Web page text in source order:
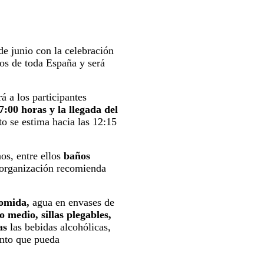
junio con la celebración
de toda España y será
a los participantes
horas y la llegada del
se estima hacia las 12:15
entre ellos baños
recomienda
agua en envases de
medio, sillas plegables,
las bebidas alcohólicas,
que pueda